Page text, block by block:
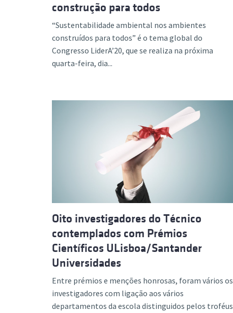
construção para todos
“Sustentabilidade ambiental nos ambientes
construídos para todos” é o tema global do
Congresso LiderA’20, que se realiza na próxima
quarta-feira, dia...
Oito investigadores do Técnico
contemplados com Prémios
Científicos ULisboa/Santander
Universidades
Entre prémios e menções honrosas, foram vários os
investigadores com ligação aos vários
departamentos da escola distinguidos pelos troféus